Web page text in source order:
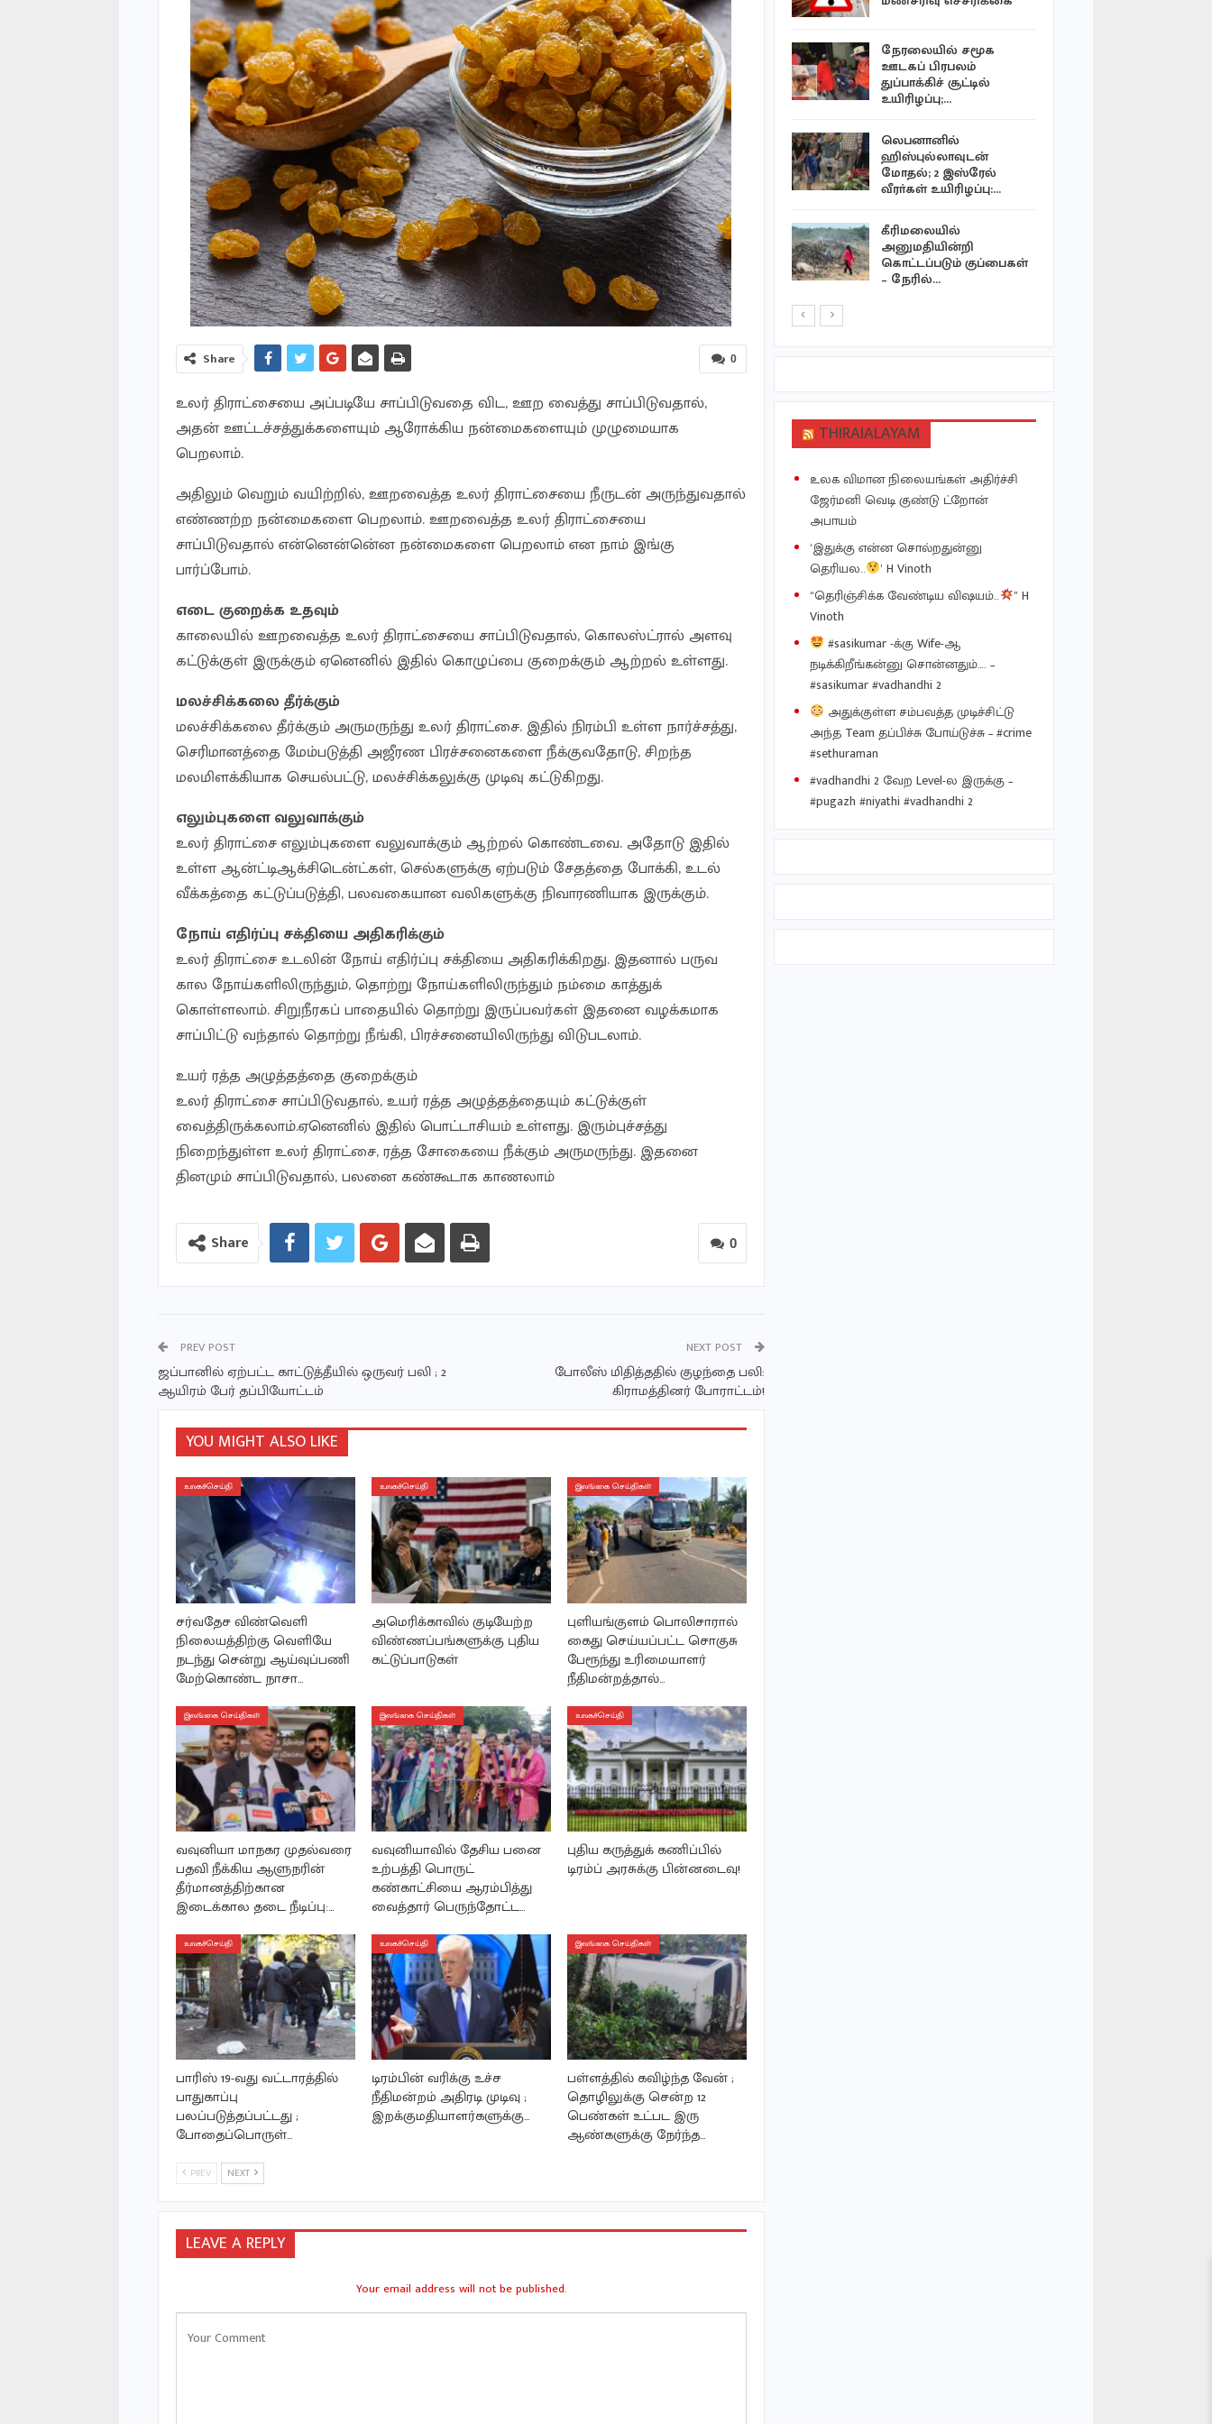
0
Share
உலர் திராட்சையை அப்படியே சாப்பிடுவதை விட, ஊற வைத்து சாப்பிடுவதால்,
அதன் ஊட்டச்சத்துக்களையும் ஆரோக்கிய நன்மைகளையும் முழுமையாக
பெறலாம்.
அதிலும் வெறும் வயிற்றில், ஊறவைத்த உலர் திராட்சையை நீருடன் அருந்துவதால்
எண்ணற்ற நன்மைகளை பெறலாம். ஊறவைத்த உலர் திராட்சையை
சாப்பிடுவதால் என்னென்னெ்ன நன்மைகளை பெறலாம் என நாம் இங்கு
பார்ப்போம்.
எடை குறைக்க உதவும்
காலையில் ஊறவைத்த உலர் திராட்சையை சாப்பிடுவதால், கொலஸ்ட்ரால் அளவு
கட்டுக்குள் இருக்கும் ஏனெனில் இதில் கொழுப்பை குறைக்கும் ஆற்றல் உள்ளது.
மலச்சிக்கலை தீர்க்கும்
மலச்சிக்கலை தீர்க்கும் அருமருந்து உலர் திராட்சை. இதில் நிரம்பி உள்ள நார்ச்சத்து,
செரிமானத்தை மேம்படுத்தி அஜீரண பிரச்சனைகளை நீக்குவதோடு, சிறந்த
மலமிளக்கியாக செயல்பட்டு, மலச்சிக்கலுக்கு முடிவு கட்டுகிறது.
எலும்புகளை வலுவாக்கும்
உலர் திராட்சை எலும்புகளை வலுவாக்கும் ஆற்றல் கொண்டவை. அதோடு இதில்
உள்ள ஆன்ட்டிஆக்சிடென்ட்கள், செல்களுக்கு ஏற்படும் சேதத்தை போக்கி, உடல்
வீக்கத்தை கட்டுப்படுத்தி, பலவகையான வலிகளுக்கு நிவாரணியாக இருக்கும்.
நோய் எதிர்ப்பு சக்தியை அதிகரிக்கும்
உலர் திராட்சை உடலின் நோய் எதிர்ப்பு சக்தியை அதிகரிக்கிறது. இதனால் பருவ
கால நோய்களிலிருந்தும், தொற்று நோய்களிலிருந்தும் நம்மை காத்துக்
கொள்ளலாம். சிறுநீரகப் பாதையில் தொற்று இருப்பவர்கள் இதனை வழக்கமாக
சாப்பிட்டு வந்தால் தொற்று நீங்கி, பிரச்சனையிலிருந்து விடுபடலாம்.
உயர் ரத்த அழுத்தத்தை குறைக்கும்
உலர் திராட்சை சாப்பிடுவதால், உயர் ரத்த அழுத்தத்தையும் கட்டுக்குள்
வைத்திருக்கலாம்.ஏனெனில் இதில் பொட்டாசியம் உள்ளது. இரும்புச்சத்து
நிறைந்துள்ள உலர் திராட்சை, ரத்த சோகையை நீக்கும் அருமருந்து. இதனை
தினமும் சாப்பிடுவதால், பலனை கண்கூடாக காணலாம்
0
Share
PREV POST
ஜப்பானில் ஏற்பட்ட காட்டுத்தீயில் ஒருவர் பலி ; 2
ஆயிரம் பேர் தப்பியோட்டம்
NEXT POST
போலீஸ் மிதித்ததில் குழந்தை பலி:
கிராமத்தினர் போராட்டம்!
YOU MIGHT ALSO LIKE
உலகச்செய்தி
சர்வதேச விண்வெளி
நிலையத்திற்கு வெளியே
நடந்து சென்று ஆய்வுப்பணி
மேற்கொண்ட நாசா…
உலகச்செய்தி
அமெரிக்காவில் குடியேற்ற
விண்ணப்பங்களுக்கு புதிய
கட்டுப்பாடுகள்
இலங்கை செய்திகள்
புளியங்குளம் பொலிசாரால்
கைது செய்யப்பட்ட சொகுசு
பேரூந்து உரிமையாளர்
நீதிமன்றத்தால்…
இலங்கை செய்திகள்
வவுனியா மாநகர முதல்வரை
பதவி நீக்கிய ஆளுநரின்
தீர்மானத்திற்கான
இடைக்கால தடை நீடிப்பு:…
இலங்கை செய்திகள்
வவுனியாவில் தேசிய பனை
உற்பத்தி பொருட்
கண்காட்சியை ஆரம்பித்து
வைத்தார் பெருந்தோட்ட…
உலகச்செய்தி
புதிய கருத்துக் கணிப்பில்
டிரம்ப் அரசுக்கு பின்னடைவு!
உலகச்செய்தி
பாரிஸ் 19-வது வட்டாரத்தில்
பாதுகாப்பு
பலப்படுத்தப்பட்டது ;
போதைப்பொருள்…
உலகச்செய்தி
டிரம்பின் வரிக்கு உச்ச
நீதிமன்றம் அதிரடி முடிவு ;
இறக்குமதியாளர்களுக்கு…
இலங்கை செய்திகள்
பள்ளத்தில் கவிழ்ந்த வேன் ;
தொழிலுக்கு சென்ற 12
பெண்கள் உட்பட இரு
ஆண்களுக்கு நேர்ந்த…
PREV NEXT
LEAVE A REPLY
Your email address will not be published.
வங்காளதேசத்தில்
ஜனாதிபதி தேர்தல்
நடைபெறும் தேதி
அறிவிப்பு
நல்லூர் கந்தசுவாமி
ஆலய திருவிழா:
கொடிச்சீலை
வடிவமைப்பாளர்களிடம்…
‘ஐஸ்’ போதைப்பொருள்
நுகர்ந்த டிப்பர் சாரதி
கைது-…
நேரலையில் சமூக
ஊடகப் பிரபலம்
துப்பாக்கிச் சூட்டில்
உயிரிழப்பு;…
லெபனானில்
ஹிஸ்புல்லாவுடன்
மோதல்; 2 இஸ்ரேல்
வீரா்கள் உயிரிழப்பு:…
கீரிமலையில்
அனுமதியின்றி
கொட்டப்படும் குப்பைகள்
– நேரில்…
THIRAIALAYAM
உலக விமான நிலையங்கள் அதிர்ச்சி
ஜேர்மனி வெடி குண்டு ட்றோன்
அபாயம்
‘இதுக்கு என்ன சொல்றதுன்னு
தெரியல..
’ H Vinoth
“தெரிஞ்சிக்க வேண்டிய விஷயம்..
” H
Vinoth
#sasikumar -க்கு Wife-ஆ
நடிக்கிறீங்கன்னு சொன்னதும்…. –
#sasikumar #vadhandhi 2
அதுக்குள்ள சம்பவத்த முடிச்சிட்டு
அந்த Team தப்பிச்சு போய்டுச்சு – #crime
#sethuraman
#vadhandhi 2 வேற Level-ல இருக்கு –
#pugazh #niyathi #vadhandhi 2